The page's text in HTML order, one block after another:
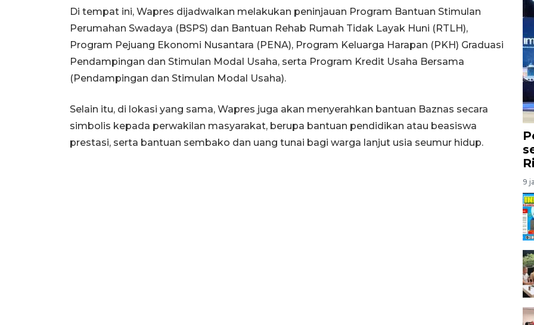
Di tempat ini, Wapres dijadwalkan melakukan peninjauan Program Bantuan Stimulan
Perumahan Swadaya (BSPS) dan Bantuan Rehab Rumah Tidak Layak Huni (RTLH),
Program Pejuang Ekonomi Nusantara (PENA), Program Keluarga Harapan (PKH) Graduasi
Pendampingan dan Stimulan Modal Usaha, serta Program Kredit Usaha Bersama
(Pendampingan dan Stimulan Modal Usaha).
Selain itu, di lokasi yang sama, Wapres juga akan menyerahkan bantuan Baznas secara
simbolis kepada perwakilan masyarakat, berupa bantuan pendidikan atau beasiswa
prestasi, serta bantuan sembako dan uang tunai bagi warga lanjut usia seumur hidup.
9